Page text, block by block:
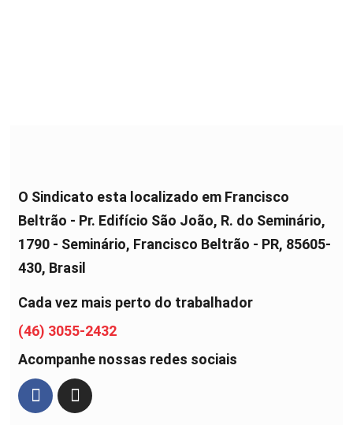
O Sindicato esta localizado em Francisco
Beltrão - Pr. Edifício São João, R. do Seminário,
1790 - Seminário, Francisco Beltrão - PR, 85605-
430, Brasil
Cada vez mais perto do trabalhador
(46) 3055-2432
Acompanhe nossas redes sociais